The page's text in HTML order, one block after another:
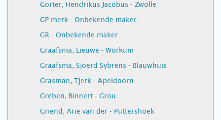
Gorter, Hendrikus Jacobus - Zwolle
GP merk - Onbekende maker
GR - Onbekende maker
Graafsma, Lieuwe - Workum
Graafsma, Sjoerd Sybrens - Blauwhuis
Grasman, Tjerk - Apeldoorn
Greben, Binnert - Grou
Griend, Arie van der - Puttershoek